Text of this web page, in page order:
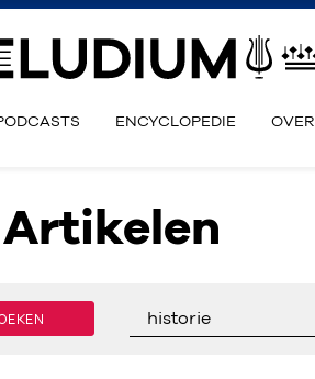
ENCYCLOPEDIE OVER
Artikelen
historie